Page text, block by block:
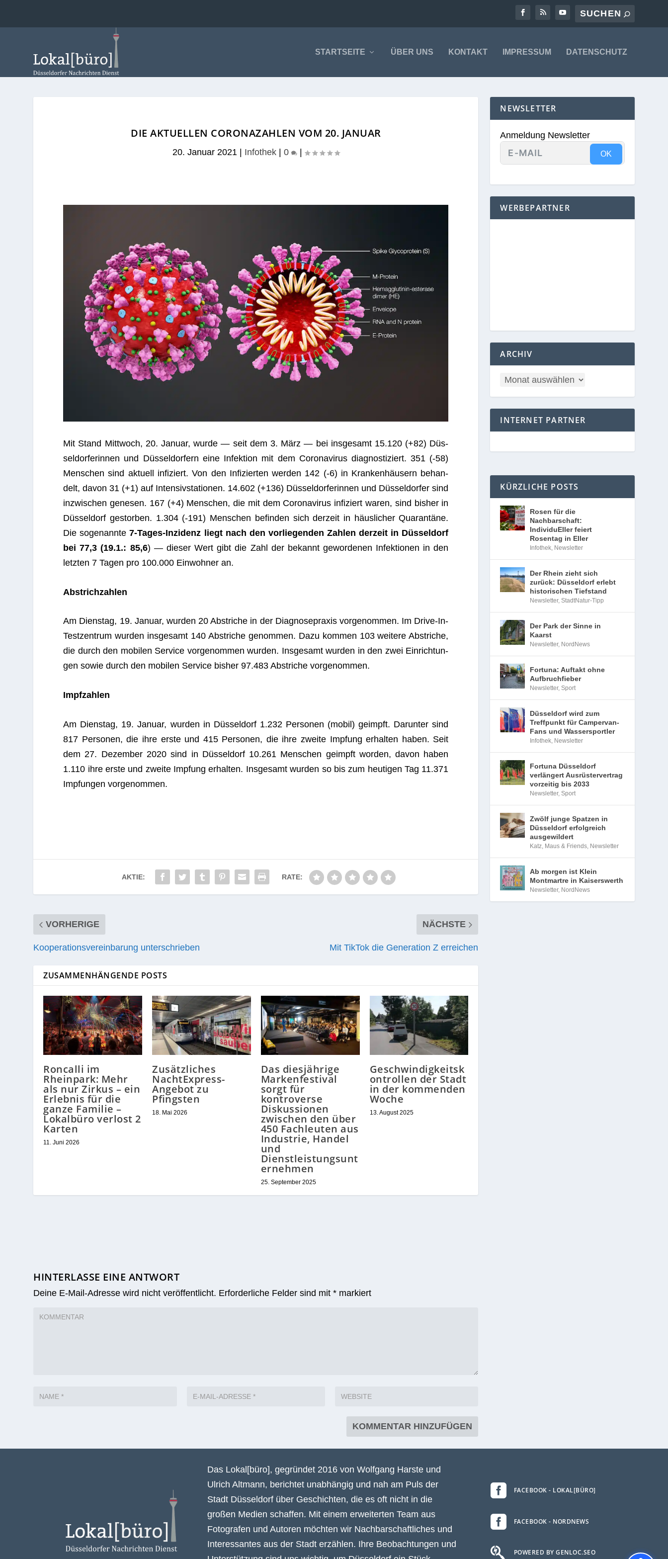
STARTSEITE ÜBER UNS KONTAKT IMPRESSUM DATENSCHUTZ
DIE AKTUELLEN CORONAZAHLEN VOM 20. JANUAR
20. Januar 2021| Infothek| 0 |
Mit Stand Mitt­woch, 20. Januar, wurde — seit dem 3. März — bei ins­ge­samt 15.120 (+82) Düs­
sel­dor­fe­rin­nen und Düs­sel­dor­fern eine Infek­tion mit dem Coro­na­vi­rus dia­gnos­ti­ziert. 351 (-58)
Men­schen sind aktu­ell infi­ziert. Von den Infi­zier­ten wer­den 142 (-6) in Kran­ken­häu­sern behan­
delt, davon 31 (+1) auf Inten­siv­sta­tio­nen. 14.602 (+136) Düs­sel­dor­fe­rin­nen und Düs­sel­dor­fer sind
inzwi­schen gene­sen. 167 (+4) Men­schen, die mit dem Coro­na­vi­rus infi­ziert waren, sind bis­her in
Düs­sel­dorf gestor­ben. 1.304 (-191) Men­schen befin­den sich der­zeit in häus­li­cher Qua­ran­täne.
Die soge­nannte7‑Ta­ges-Inzi­denz liegt nach den vor­lie­gen­den Zah­len der­zeit in Düs­sel­dorf
bei 77,3 (19.1.: 85,6) — die­ser Wert gibt die Zahl der bekannt gewor­de­nen Infek­tio­nen in den
letz­ten 7 Tagen pro 100.000 Ein­woh­ner an.
Abstrich­zah­len
Am Diens­tag, 19. Januar, wur­den 20 Abstri­che in der Dia­gno­se­pra­xis vor­ge­nom­men. Im Drive-In-
Test­zen­trum wur­den ins­ge­samt 140 Abstri­che genom­men. Dazu kom­men 103 wei­tere Abstri­che,
die durch den mobi­len Ser­vice vor­ge­nom­men wur­den. Ins­ge­samt wur­den in den zwei Ein­rich­tun­
gen sowie durch den mobi­len Ser­vice bis­her 97.483 Abstri­che vorgenommen.
Impf­zah­len
Am Diens­tag, 19. Januar, wur­den in Düs­sel­dorf 1.232 Per­so­nen (mobil) geimpft. Dar­un­ter sind
817 Per­so­nen, die ihre erste und 415 Per­so­nen, die ihre zweite Imp­fung erhal­ten haben. Seit
dem 27. Dezem­ber 2020 sind in Düs­sel­dorf 10.261 Men­schen geimpft wor­den, davon haben
1.110 ihre erste und zweite Imp­fung erhal­ten. Ins­ge­samt wur­den so bis zum heu­ti­gen Tag 11.371
Imp­fun­gen vorgenommen.
AKTIE: RATE:
VORHERIGE
Kooperationsvereinbarung unterschrieben
NÄCHSTE
Mit TikTok die Generation Z erreichen
ZUSAMMENHÄNGENDE POSTS
Roncalli im
Rheinpark: Mehr
als nur Zirkus – ein
Erlebnis für die
ganze Familie –
Lokalbüro verlost 2
Karten
11. Juni 2026
Zusätzliches
NachtExpress-
Angebot zu
Pfingsten
18. Mai 2026
Das diesjährige
Markenfestival
sorgt für
kontroverse
Diskussionen
zwischen den über
450 Fachleuten aus
Industrie, Handel
und
Dienstleistungsunt
ernehmen
25. September 2025
Geschwindigkeitsk
ontrollen der Stadt
in der kommenden
Woche
13. August 2025
HINTERLASSE EINE ANTWORT
Deine E-Mail-Adresse wird nicht veröffentlicht. Erforderliche Felder sind mit* markiert
NEWSLETTER
Anmeldung Newsletter
OK
WERBEPARTNER
ARCHIV
INTERNET PARTNER
KÜRZLICHE POSTS
Rosen für die
Nachbarschaft:
IndividuEller feiert
Rosentag in Eller
Infothek, Newsletter
Der Rhein zieht sich
zurück: Düsseldorf erlebt
historischen Tiefstand
Newsletter,StadtNatur-Tipp
Der Park der Sinne in
Kaarst
Newsletter, NordNews
Fortuna: Auftakt ohne
Aufbruchfieber
Newsletter,Sport
Düsseldorf wird zum
Treffpunkt für Campervan-
Fans und Wassersportler
Infothek, Newsletter
Fortuna Düsseldorf
verlängert Ausrüstervertrag
vorzeitig bis 2033
Newsletter,Sport
Zwölf junge Spatzen in
Düsseldorf erfolgreich
ausgewildert
Katz, Maus & Friends, Newsletter
Ab morgen ist Klein
Montmartre in Kaiserswerth
Newsletter, NordNews
Das Lokal[büro], gegründet 2016 von Wolfgang Harste und
Ulrich Altmann, berichtet unabhängig und nah am Puls der
Stadt Düsseldorf über Geschichten, die es oft nicht in die
großen Medien schaffen. Mit einem erweiterten Team aus
Fotografen und Autoren möchten wir Nachbarschaftliches und
Interessantes aus der Stadt erzählen. Ihre Beobachtungen und
 FACEBOOK - LOKAL[BÜRO]
 FACEBOOK - NORDNEWS
 POWERED BY GENLOC.SEO